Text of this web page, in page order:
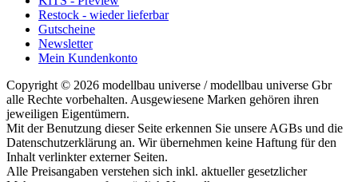
Restock - wieder lieferbar
Gutscheine
Newsletter
Mein Kundenkonto
Copyright © 2026 modellbau universe / modellbau universe Gbr
alle Rechte vorbehalten. Ausgewiesene Marken gehören ihren
jeweiligen Eigentümern.
Mit der Benutzung dieser Seite erkennen Sie unsere AGBs und die
Datenschutzerklärung an. Wir übernehmen keine Haftung für den
Inhalt verlinkter externer Seiten.
Alle Preisangaben verstehen sich inkl. aktueller gesetzlicher